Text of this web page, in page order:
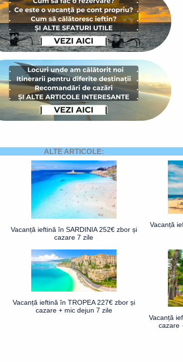
ALTE ARTICOLE:
Vacanță ieftină în SARDINIA 252€ zbor și
cazare 7 zile
Vacanță
Vacanță ieftină în TROPEA 227€ zbor și
cazare + mic dejun 7 zile
Vacanță
cazare